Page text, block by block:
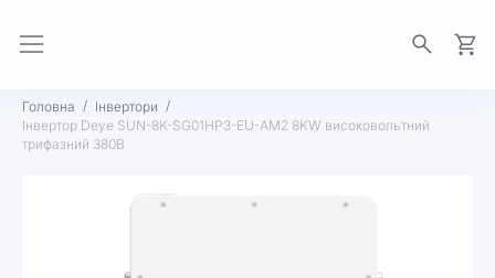
Головна
Інвертори
Інвертор Deye SUN-8K-SG01HP3-EU-AM2 8KW високовольтний
трифазний 380В